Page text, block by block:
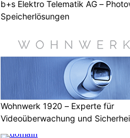
b+s Elektro Telematik AG –
Speicherlösungen
Wohnwerk 1920 – Experte für
Videoüberwachung und